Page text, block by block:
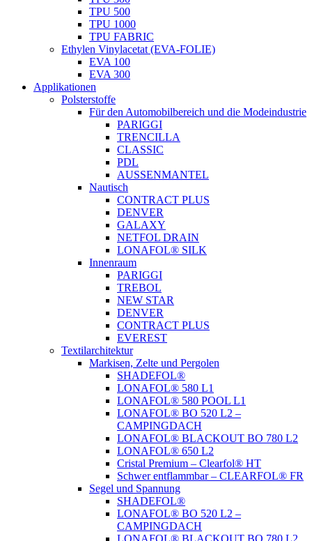
TPU 500
TPU 1000
TPU FABRIC
Ethylen Vinylacetat (EVA-FOLIE)
EVA 100
EVA 300
Applikationen
Polsterstoffe
Für den Automobilbereich und die Modeindustrie
PARIGGI
TRENCILLA
CLASSIC
PDL
AUSSENMANTEL
Nautisch
CONTRACT PLUS
DENVER
GALAXY
NETFOL DRAIN
LONAFOL® SILK
Innenraum
PARIGGI
TREBOL
NEW STAR
DENVER
CONTRACT PLUS
EVEREST
Textilarchitektur
Markisen, Zelte und Pergolen
SHADEFOL®
LONAFOL® 580 L1
LONAFOL® 580 POOL L1
LONAFOL® BO 520 L2 –
CAMPINGDACH
LONAFOL® BLACKOUT BO 780 L2
LONAFOL® 650 L2
Cristal Premium – Clearfol® HT
Schwer entflammbar – CLEARFOL® FR
Segel und Spannung
SHADEFOL®
LONAFOL® BO 520 L2 –
CAMPINGDACH
LONAFOL® BLACKOUT BO 780 L2